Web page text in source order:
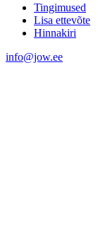
Tingimused
Lisa ettevõte
Hinnakiri
info@jow.ee